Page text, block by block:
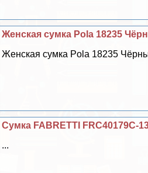
Женская сумка Pola 18235
Женская сумка Pola 18235
Сумка FABRETTI FRC40179C-
...